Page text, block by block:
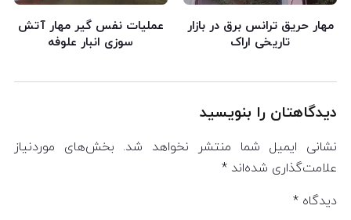
مهار حریق ترانس برق در بازار
تاریخی اراک
عملیات نفس گیر مهار آتش
سوزی انبار علوفه
دیدگاهتان را بنویسید
نشانی ایمیل شما منتشر نخواهد شد. بخش‌های موردنیاز
علامت‌گذاری شده‌اند *
دیدگاه *